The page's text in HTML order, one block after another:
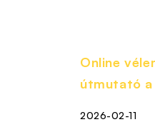
Online
útmutató
2026-02-11